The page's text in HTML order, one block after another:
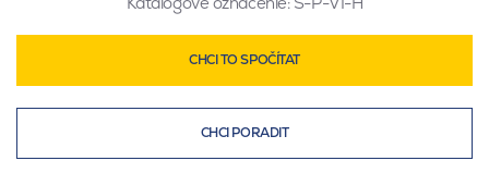
CHCI TO SPOČÍTAT
CHCI PORADIT